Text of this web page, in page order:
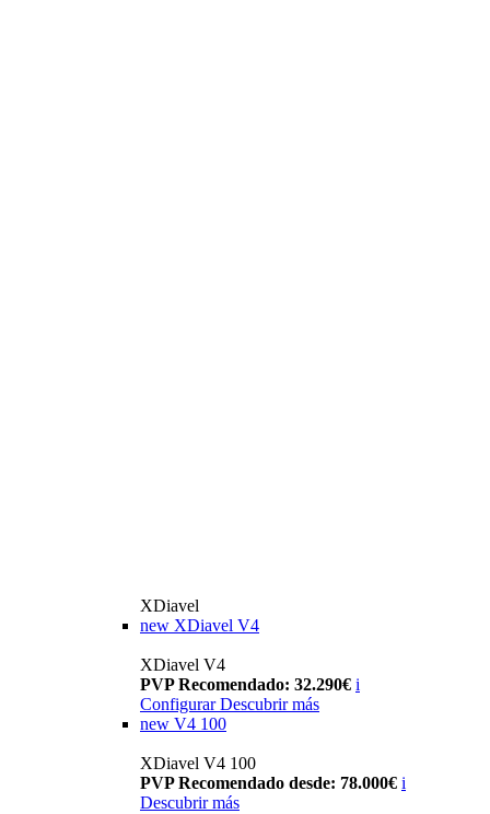
XDiavel
new XDiavel V4
XDiavel V4
PVP Recomendado: 32.290€ i
Configurar Descubrir más
new V4 100
XDiavel V4 100
PVP Recomendado desde: 78.000€ i
Descubrir más